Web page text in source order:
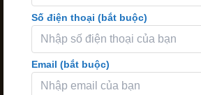
Số điện thoại (bắt buộc)
Email (bắt buộc)